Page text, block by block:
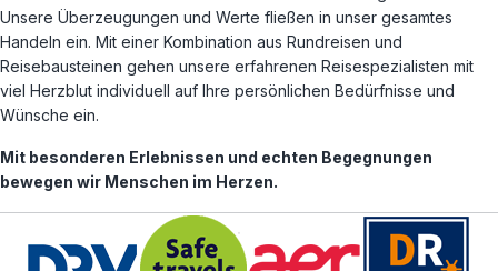
Unsere Überzeugungen und Werte fließen in unser gesamtes
Handeln ein. Mit einer Kombination aus Rundreisen und
Reisebausteinen gehen unsere erfahrenen Reisespezialisten mit
viel Herzblut individuell auf Ihre persönlichen Bedürfnisse und
Wünsche ein.
Mit besonderen Erlebnissen und echten Begegnungen
bewegen wir Menschen im Herzen.